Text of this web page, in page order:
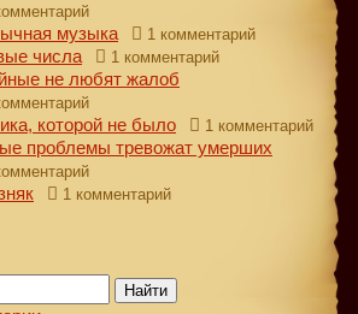
музыка 1 комментарий
числа 1 комментарий
не любят жалоб
которой не было 1 комментарий
проблемы тревожат умерших
1 комментарий
Найти